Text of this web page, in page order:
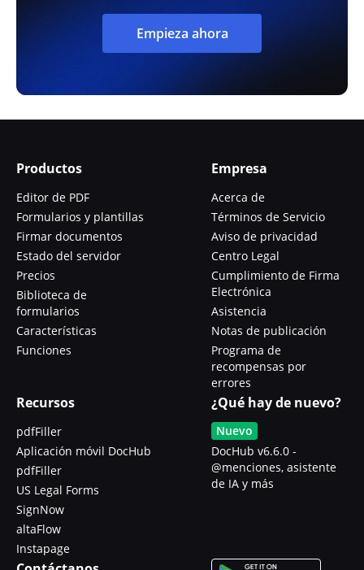
Empieza ahora
Productos
Editor de PDF
Formularios y plantillas
Firmar documentos
Estado del servidor
Precios
Biblioteca de
formularios
Características
Funciones
Empresa
Acerca de
Términos de Servicio
Aviso de privacidad
Centro Legal
Cumplimiento de Firma
Electrónica
Asistencia
Notas de publicación
Programa de
recompensas por
errores
Recursos
pdfFiller
Aplicación móvil DocHub
pdfFiller
US Legal Forms
SignNow
altaFlow
Instapage
¿Qué hay de nuevo?
Nuevo
DocHub v6.6.0 -
@menciones, asistente
de IA y más